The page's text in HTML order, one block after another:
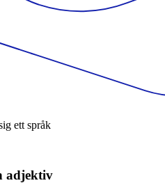
ett språk
adjektiv